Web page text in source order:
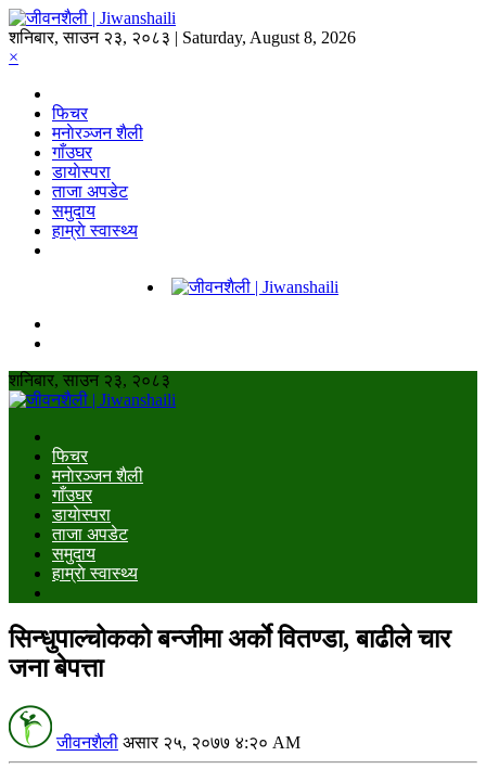
शनिबार, साउन २३, २०८३ | Saturday, August 8, 2026
×
फिचर
मनाेरञ्जन शैली
गाँउघर
डायाेस्परा
ताजा अपडेट
समुदाय
हाम्राे स्वास्थ्य
शनिबार, साउन २३, २०८३
फिचर
मनाेरञ्जन शैली
गाँउघर
डायाेस्परा
ताजा अपडेट
समुदाय
हाम्राे स्वास्थ्य
सिन्धुपाल्चोकको बन्जीमा अर्काे वितण्डा, बाढीले चार
जना बेपत्ता
जीवनशैली असार २५, २०७७ ४:२० AM